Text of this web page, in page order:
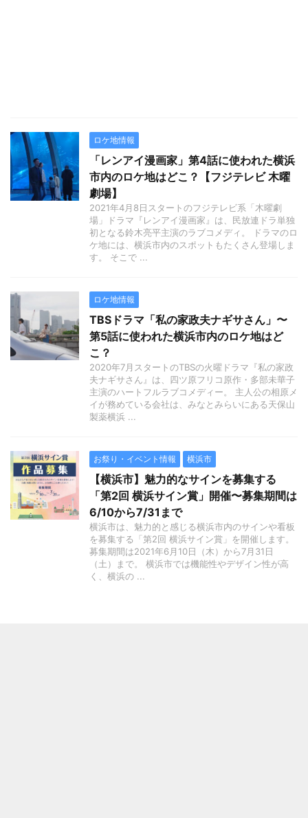
ロケ地情報
「レンアイ漫画家」第4話に使われた横浜
市内のロケ地はどこ？【フジテレビ 木曜
劇場】
2021年4月8日スタートのフジテレビ系「木曜劇
場」ドラマ『レンアイ漫画家』は、民放連ドラ単独
初となる鈴木亮平主演のラブコメディ。 ドラマのロ
ケ地には、横浜市内のスポットもたくさん登場しま
す。 そこで ...
ロケ地情報
TBSドラマ「私の家政夫ナギサさん」〜
第5話に使われた横浜市内のロケ地はど
こ？
2020年7月スタートのTBSの火曜ドラマ『私の家政
夫ナギサさん』は、四ツ原フリコ原作・多部未華子
主演のハートフルラブコメディー。 主人公の相原メ
イが務めている会社は、みなとみらいにある天保山
製薬横浜 ...
お祭り・イベント情報 横浜市
【横浜市】魅力的なサインを募集する
「第2回 横浜サイン賞」開催〜募集期間は
6/10から7/31まで
横浜市は、魅力的と感じる横浜市内のサインや看板
を募集する「第2回 横浜サイン賞」を開催します。
募集期間は2021年6月10日（木）から7月31日
（土）まで。 横浜市では機能性やデザイン性が⾼
く、横浜の ...